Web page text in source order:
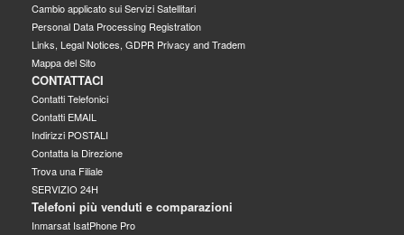
Cambio applicato sui Servizi Satellitari
Personal Data Processing Registration
Links, Legal Notices, GDPR Privacy and Tradem
Mappa del Sito
CONTATTACI
Contatti Telefonici
Contatti EMAIL
Indirizzi POSTALI
Contatta la Direzione
Trova una Filiale
SERVIZIO 24H
Telefoni più venduti e comparazioni
Inmarsat IsatPhone Pro